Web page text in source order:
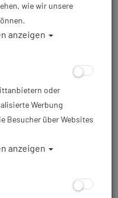
wie wir unsere
anzeigen
oder
Werbung
Besucher über Websites
anzeigen